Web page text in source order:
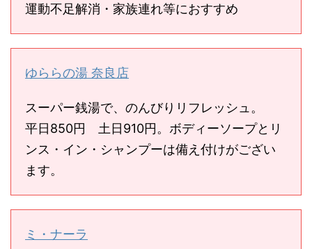
運動不足解消・家族連れ等におすすめ
ゆららの湯 奈良店
スーパー銭湯で、のんびりリフレッシュ。
平日850円 土日910円。ボディーソープとリ
ンス・イン・シャンプーは備え付けがござい
ます。
ミ・ナーラ